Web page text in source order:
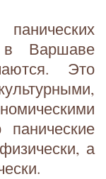
Варшаве
Это
а